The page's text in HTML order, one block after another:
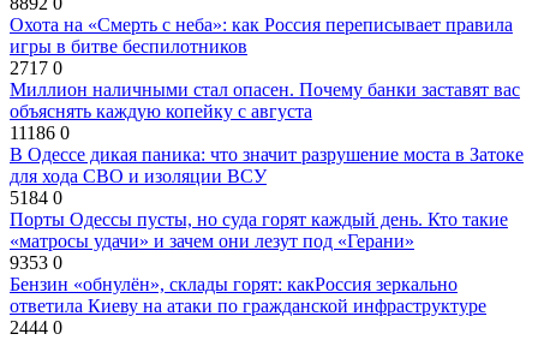
Охота на «Смерть с неба»: как Россия переписывает правила
игры в битве беспилотников
2717 0
Миллион наличными стал опасен. Почему банки заставят вас
объяснять каждую копейку с августа
11186 0
В Одессе дикая паника: что значит разрушение моста в Затоке
для хода СВО и изоляции ВСУ
5184 0
Порты Одессы пусты, но суда горят каждый день. Кто такие
«матросы удачи» и зачем они лезут под «Герани»
9353 0
Бензин «обнулён», склады горят: какРоссия зеркально
ответила Киеву на атаки по гражданской инфраструктуре
2444 0